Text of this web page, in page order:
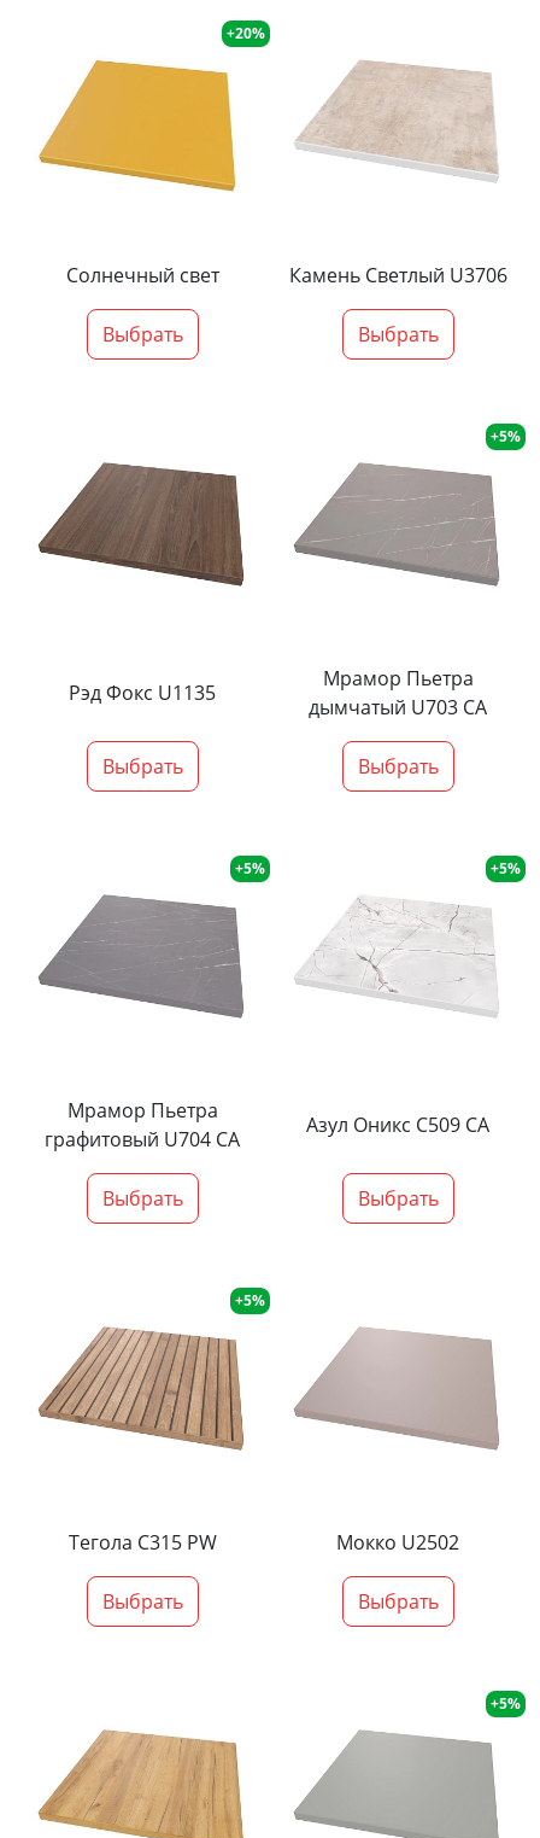
+20%
Солнечный свет
Выбрать
Камень Светлый U3706
Выбрать
Рэд Фокс U1135
Выбрать
+5%
Мрамор Пьетра
дымчатый U703 CA
Выбрать
+5%
Мрамор Пьетра
графитовый U704 CA
Выбрать
+5%
Азул Оникс С509 СА
Выбрать
+5%
Тегола С315 PW
Выбрать
Мокко U2502
Выбрать
+5%